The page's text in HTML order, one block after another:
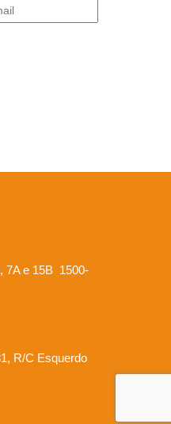
7A e 15B 1500-
R/C Esquerdo